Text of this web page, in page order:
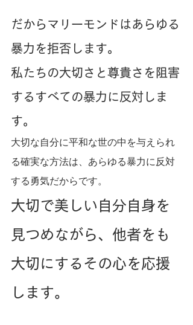
だからマリーモンドはあらゆる
暴力を拒否します。
私たちの大切さと尊貴さを阻害
するすべての暴力に反対しま
す。
大切な自分に平和な世の中を与えられ
る確実な方法は、あらゆる暴力に反対
する勇気だからです。
大切で美しい自分自身を
見つめながら、他者をも
大切にするその心を応援
します。